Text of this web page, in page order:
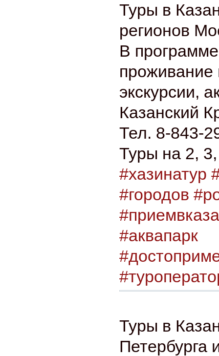
Туры в
регионов
В
проживание
экскурсии,
Казанский
Тел. 8-843-
Туры на 2,
#хазинатур
#городов
#аквапарк
Туры в
Петербурга